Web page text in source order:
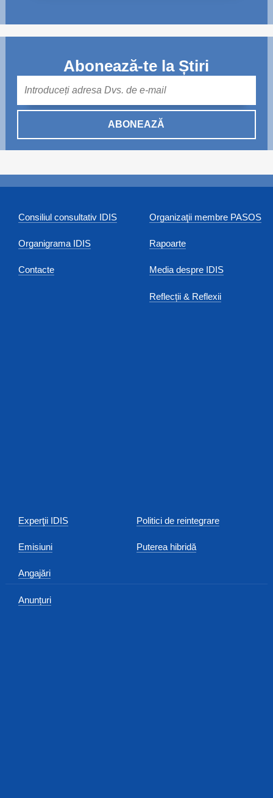
Abonează-te la Știri
ABONEAZĂ
Consiliul consultativ IDIS
Organigrama IDIS
Contacte
Organizaţii membre PASOS
Rapoarte
Media despre IDIS
Reflecții & Reflexii
Experţii IDIS
Emisiuni
Angajări
Anunțuri
Politici de reintegrare
Puterea hibridă